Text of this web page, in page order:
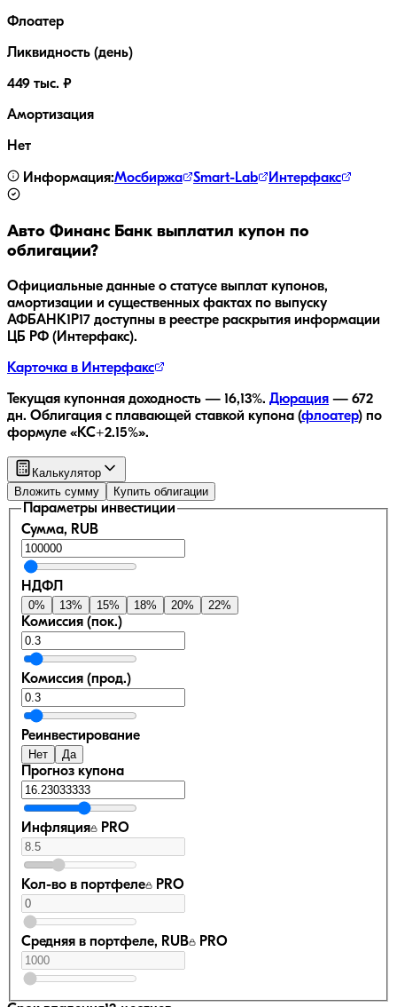
Флоатер
Ликвидность (день)
449 тыс. ₽
Амортизация
Нет
Информация:Мосбиржа Smart-Lab Интерфакс
Авто Финанс Банк выплатил купон по
облигации?
Официальные данные о статусе выплат купонов,
амортизации и существенных фактах по выпуску
АФБАНК1Р17 доступны в реестре раскрытия информации
ЦБ РФ (Интерфакс).
Карточка в Интерфакс
Текущая купонная доходность — 16,13%. Дюрация — 672
дн. Облигация с плавающей ставкой купона (флоатер) по
формуле «КС+2.15%».
Калькулятор
Вложить сумму
Купить облигации
Параметры инвестиции
Сумма, RUB
НДФЛ
0% 13% 15% 18% 20% 22%
Комиссия (пок.)
Комиссия (прод.)
Реинвестирование
Нет Да
Прогноз купона
Инфляция PRO
Кол-во в портфеле PRO
Средняя в портфеле, RUB PRO